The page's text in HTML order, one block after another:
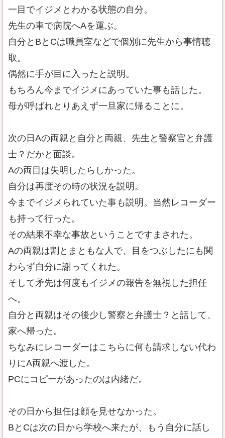
一目でイジメとわかる状態の自分。
先生の車で病院へAを運ぶ。
自分とBとCは職員室などで個別に先生から事情聴
取。
偶然に手が目に入ったと説明。
もちろん今までイジメにあっていた事も話した。
母が呼ばれとりあえず一旦家に帰ることに。
次の日Aの両親と自分と両親、先生と警察官と弁護
士？だかと面談。
Aの両目は失明したらしかった。
自分は再度その時の状況を説明。
今までイジメられていた事も説明。当然レコーダー
も持って行った。
その結果不幸な事故ということですまされた。
Aの両親は割とまともな人で、目をつぶしたにも関
わらず自分に謝ってくれた。
そして矛先は何度もイジメの報告を無視した担任
へ。
自分と両親はその後少し警察と弁護士？と話して、
家へ帰った。
ちなみにレコーダーはこちらに何も請求しない代わ
りにA両親へ渡した。
PCにコピーがあったのは内緒だ。
その日から担任は顔を見せなかった。
BとCは次の日から学校へ来たが、もう自分に話し